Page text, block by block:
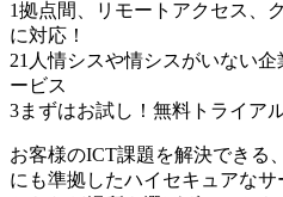
1拠点間、リモートアクセス、
に対応！
21人情シスや情シスがいない
ービス
3まずはお試し！無料トライア
お客様のICT課題を解決できる
にも準拠したハイセキュアな